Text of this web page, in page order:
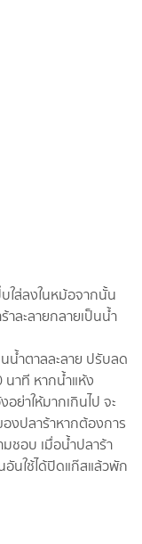
ใส่ลงในหม้อจากนั้น
าละลายกลายเป็นน้ำ
น้ำตาลละลาย ปรับลด
นาที หากน้ำแห้ง
ย่าให้มากเกินไป จะ
งปลาร้าหากต้องการ
มชอบ เมื่อน้ำปลาร้า
อันใช้ได้ปิดแก๊สแล้วพัก